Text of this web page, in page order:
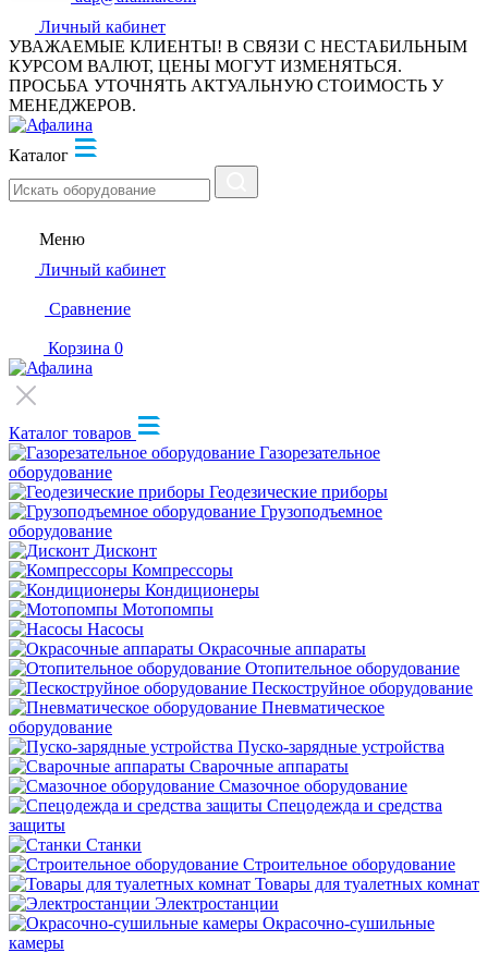
Личный кабинет
УВАЖАЕМЫЕ КЛИЕНТЫ! В СВЯЗИ С НЕСТАБИЛЬНЫМ
КУРСОМ ВАЛЮТ, ЦЕНЫ МОГУТ ИЗМЕНЯТЬСЯ.
ПРОСЬБА УТОЧНЯТЬ АКТУАЛЬНУЮ СТОИМОСТЬ У
МЕНЕДЖЕРОВ.
Каталог
Меню
Личный кабинет
Сравнение
Корзина 0
Каталог товаров
Газорезательное
оборудование
Геодезические приборы
Грузоподъемное
оборудование
Дисконт
Компрессоры
Кондиционеры
Мотопомпы
Насосы
Окрасочные аппараты
Отопительное оборудование
Пескоструйное оборудование
Пневматическое
оборудование
Пуско-зарядные устройства
Сварочные аппараты
Смазочное оборудование
Спецодежда и средства
защиты
Станки
Строительное оборудование
Товары для туалетных комнат
Электростанции
Окрасочно-сушильные
камеры